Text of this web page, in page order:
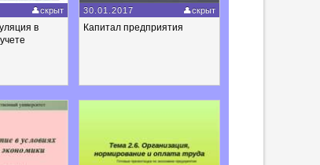
скрыт
в
30.01.2017 скрыт
Капитал предприятия